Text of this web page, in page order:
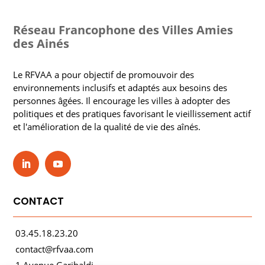
Réseau Francophone des Villes Amies
des Ainés
Le RFVAA a pour objectif de promouvoir des
environnements inclusifs et adaptés aux besoins des
personnes âgées. Il encourage les villes à adopter des
politiques et des pratiques favorisant le vieillissement actif
et l'amélioration de la qualité de vie des aînés.
CONTACT
03.45.18.23.20
contact@rfvaa.com